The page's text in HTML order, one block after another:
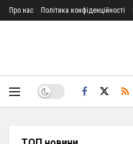
Про нас Політика конфіденційності